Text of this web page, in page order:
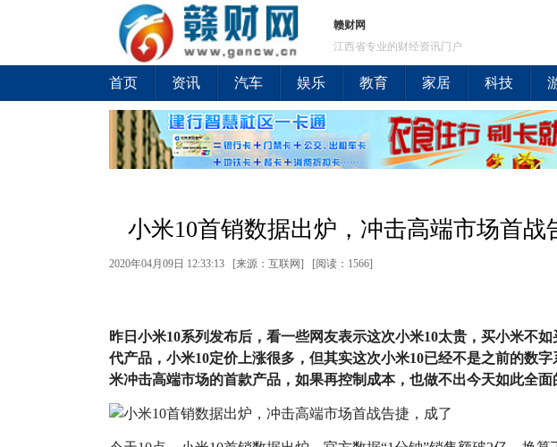
赣财网
江西省专业的财经资讯门户
首页 资讯 汽车 娱乐 教育 家居 科技
小米10首销数据出炉，冲击高端市场首战
2020年04月09日 12:33:13 [来源：互联网] [阅读：1566]
昨日小米10系列发布后，看一些网友表示这次小米10太贵，买小米不
代产品，小米10定价上涨很多，但其实这次小米10已经不是之前的数
米冲击高端市场的首款产品，如果再控制成本，也做不出今天如此全面